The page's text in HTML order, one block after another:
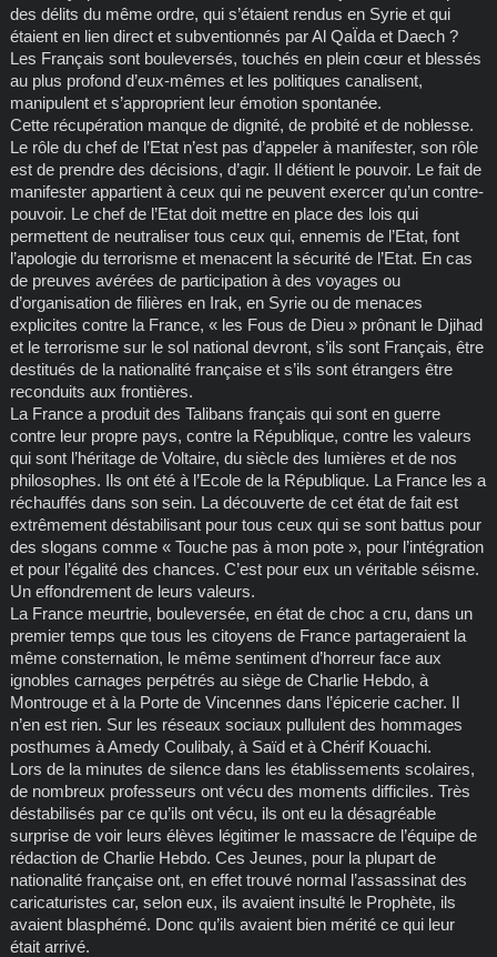
des délits du même ordre, qui s’étaient rendus en Syrie et qui
étaient en lien direct et subventionnés par Al QaÏda et Daech ?
Les Français sont bouleversés, touchés en plein cœur et blessés
au plus profond d’eux-mêmes et les politiques canalisent,
manipulent et s’approprient leur émotion spontanée.
Cette récupération manque de dignité, de probité et de noblesse.
Le rôle du chef de l’Etat n’est pas d’appeler à manifester, son rôle
est de prendre des décisions, d’agir. Il détient le pouvoir. Le fait de
manifester appartient à ceux qui ne peuvent exercer qu’un contre-
pouvoir. Le chef de l’Etat doit mettre en place des lois qui
permettent de neutraliser tous ceux qui, ennemis de l’Etat, font
l’apologie du terrorisme et menacent la sécurité de l’Etat. En cas
de preuves avérées de participation à des voyages ou
d’organisation de filières en Irak, en Syrie ou de menaces
explicites contre la France, « les Fous de Dieu » prônant le Djihad
et le terrorisme sur le sol national devront, s’ils sont Français, être
destitués de la nationalité française et s’ils sont étrangers être
reconduits aux frontières.
La France a produit des Talibans français qui sont en guerre
contre leur propre pays, contre la République, contre les valeurs
qui sont l’héritage de Voltaire, du siècle des lumières et de nos
philosophes. Ils ont été à l’Ecole de la République. La France les a
réchauffés dans son sein. La découverte de cet état de fait est
extrêmement déstabilisant pour tous ceux qui se sont battus pour
des slogans comme « Touche pas à mon pote », pour l’intégration
et pour l’égalité des chances. C’est pour eux un véritable séisme.
Un effondrement de leurs valeurs.
La France meurtrie, bouleversée, en état de choc a cru, dans un
premier temps que tous les citoyens de France partageraient la
même consternation, le même sentiment d’horreur face aux
ignobles carnages perpétrés au siège de Charlie Hebdo, à
Montrouge et à la Porte de Vincennes dans l’épicerie cacher. Il
n’en est rien. Sur les réseaux sociaux pullulent des hommages
posthumes à Amedy Coulibaly, à Saïd et à Chérif Kouachi.
Lors de la minutes de silence dans les établissements scolaires,
de nombreux professeurs ont vécu des moments difficiles. Très
déstabilisés par ce qu’ils ont vécu, ils ont eu la désagréable
surprise de voir leurs élèves légitimer le massacre de l’équipe de
rédaction de Charlie Hebdo. Ces Jeunes, pour la plupart de
nationalité française ont, en effet trouvé normal l’assassinat des
caricaturistes car, selon eux, ils avaient insulté le Prophète, ils
avaient blasphémé. Donc qu’ils avaient bien mérité ce qui leur
était arrivé.